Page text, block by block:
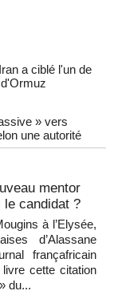
a ciblé l'un de
une autorité
(Par IA)
du 8/9 août
victimes de
mentor
candidat ?
à l’Elysée,
d’Alassane
françafricain
cette citation
du...